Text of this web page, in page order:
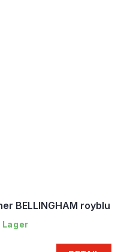
BELLINGHAM royblu
Lager